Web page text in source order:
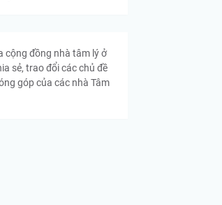
cộng đồng nhà tâm lý ở
sẻ, trao đổi các chủ đề
góp của các nhà Tâm